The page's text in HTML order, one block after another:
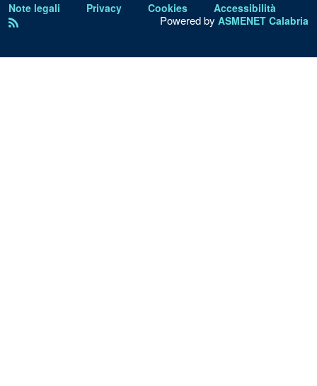
Note legali Privacy Cookies Accessibilità
Powered by ASMENET Calabria